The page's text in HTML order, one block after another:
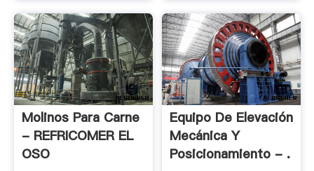
Molinos Para Carne
- REFRICOMER EL
OSO
Equipo De Elevación
Mecánica Y
Posicionamiento - .